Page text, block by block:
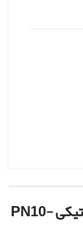
شیر فلکه کشویی چدنی زبانه لاستیکی PN10-